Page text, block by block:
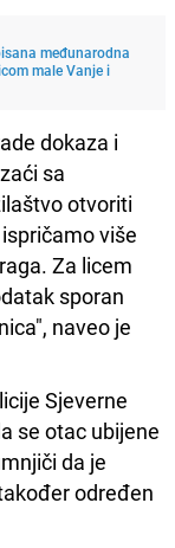
međunarodna
male Vanje i
dokaza i
sa
otvoriti
više
Za licem
sporan
naveo je
Sjeverne
se otac ubijene
da je
određen